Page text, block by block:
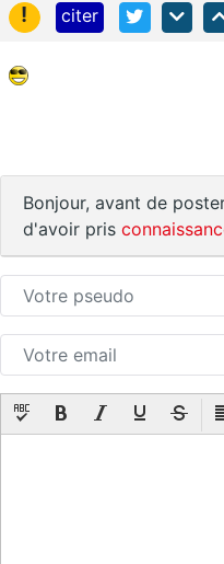
!
citer
Bonjour, avant de
d'avoir pris